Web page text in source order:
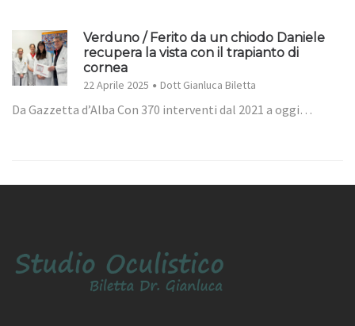
Verduno / Ferito da un chiodo Daniele
recupera la vista con il trapianto di
cornea
22 Aprile 2025 Dott Gianluca Biletta
Da Gazzetta d’Alba Con 370 interventi dal 2021 a oggi…